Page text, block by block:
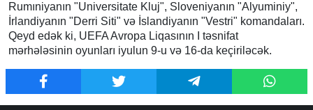
Rumıniyanın "Universitate Kluj", Sloveniyanın "Alyuminiy",
İrlandiyanın "Derri Siti" və İslandiyanın "Vestri" komandaları.
Qeyd edək ki, UEFA Avropa Liqasının I təsnifat
mərhələsinin oyunları iyulun 9-u və 16-da keçiriləcək.